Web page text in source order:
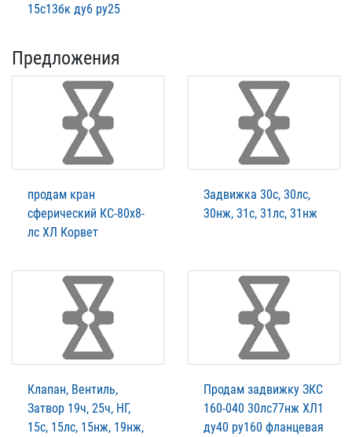
15с13бк ду6 ру25
Предложения
продам кран
сферический КС-80х8-
лс ХЛ Корвет
Задвижка 30с, 30лс,
30нж, 31с, 31лс, 31нж
Клапан, Вентиль,
Затвор 19ч, 25ч, НГ,
15с, 15лс, 15нж, 19нж,
Продам задвижку ЗКС
160-040 30лс77нж ХЛ1
ду40 ру160 фланцевая